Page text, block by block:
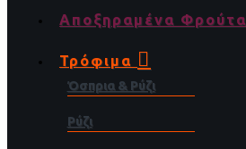
Αποξηραμένα Φρούτα
Τρόφιμα
Όσπρια & Ρύζι
Ρύζι